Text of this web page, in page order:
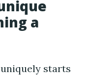
a
starts